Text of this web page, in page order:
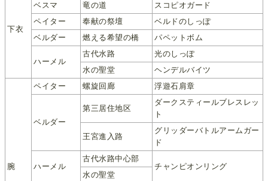
下衣
ベスマ
竜の道
スコピオガード
ペイター
奉献の祭壇
ベルドのしっぽ
ベルダー
燃える希望の橋 パペットボム
ハーメル
古代水路
光のしっぽ
水の聖堂
ヘンデルバイツ
腕
ペイター 螺旋回廊 浮遊石肩章
ベルダー
第三居住地区
ダークスティールブレスレッ
ト
王宮進入路
グリッダーバトルアームガー
ド
ハーメル
古代水路中心部
チャンピオンリング
水の聖堂